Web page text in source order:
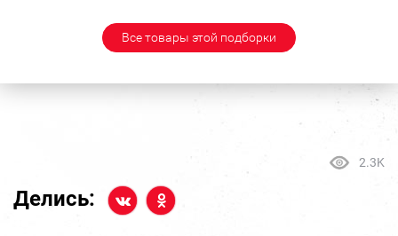
Все товары этой подборки
2.3K
Делись: